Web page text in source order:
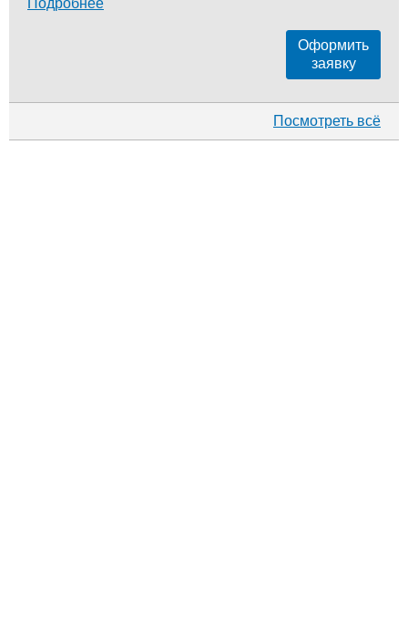
Оформить
заявку
Посмотреть всё